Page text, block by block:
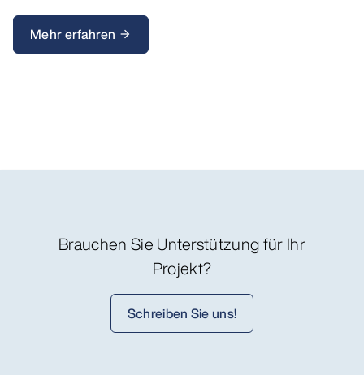
Mehr erfahren arrow_forward
Brauchen Sie Unterstützung für Ihr
Projekt?
Schreiben Sie uns!